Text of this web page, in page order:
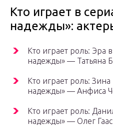
Кто играет в
надежды»:
Кто играет роль: Эра
надежды» — Татьяна
Кто играет роль:
надежды» — Анфиса
Кто играет роль:
надежды» — Олег Гаас